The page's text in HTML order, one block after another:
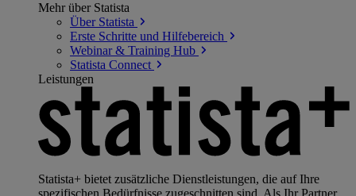
Mehr über Statista
Über Statista
Erste Schritte und Hilfebereich
Webinar & Training Hub
Statista Connect
Leistungen
Statista+ bietet zusätzliche Dienstleistungen, die auf Ihre
spezifischen Bedürfnisse zugeschnitten sind. Als Ihr Partner